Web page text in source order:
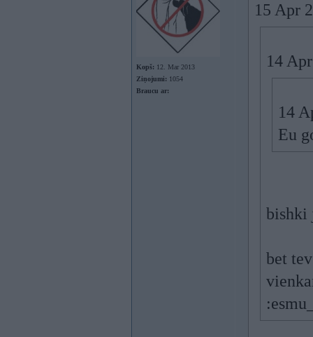
Kopš: 12. Mar 2013
Ziņojumi: 1054
Braucu ar:
15 Apr
14
14
Eu
bishki
bet